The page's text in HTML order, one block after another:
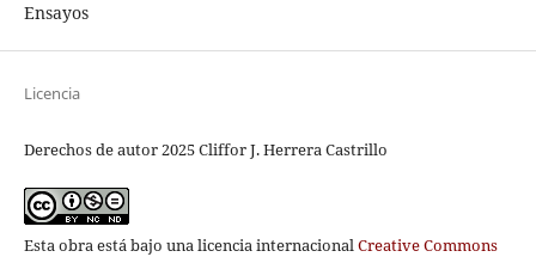
Ensayos
Licencia
Derechos de autor 2025 Cliffor J. Herrera Castrillo
Esta obra está bajo una licencia internacional Creative Commons